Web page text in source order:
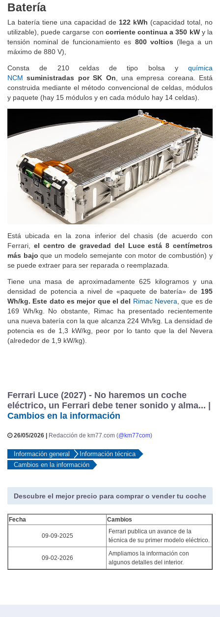
Batería
La batería tiene una capacidad de 122 kWh (capacidad total, no
utilizable), puede cargarse con corriente continua a 350 kWy la
tensión nominal de funcionamiento es 800 voltios (llega a un
máximo de 880 V),
Consta de 210 celdas de tipo bolsa y química
NCM suministradas por SK On , una empresa coreana. Está
construida mediante el método convencional de celdas, módulos
y paquete (hay 15 módulos y en cada módulo hay 14 celdas).
Está ubicada en la zona inferior del chasis (de acuerdo con
Ferrari, el centro de gravedad del Luce está 8 centímetros
más bajo que un modelo semejante con motor de combustión) y
se puede extraer para ser reparada o reemplazada.
Tiene una masa de aproximadamente 625 kilogramos y una
densidad de potencia a nivel de «paquete de batería» de 195
Wh/kg. Este dato es mejor que el del Rimac Nevera , que es de
169 Wh/kg. No obstante, Rimac ha presentado recientemente
una nueva batería con la que alcanza 224 Wh/kg. La densidad de
potencia es de 1,3 kW/kg, peor por lo tanto que la del Nevera
(alrededor de 1,9 kW/kg).
Ferrari Luce (2027) - No haremos un coche
eléctrico, un Ferrari debe tener sonido y alma... |
Cambios en la información
26/05/2026 | Redacción de km77.com (@km77com)
Información general
Información técnica
Cambios en la información
Descubre el mejor precio para comprar o vender tu coche
Fecha Cambios
09-09-2025
Ferrari publica un avance de la
técnica de su primer modelo eléctrico.
09-02-2026
Ampliamos la información con
algunos detalles del interior.